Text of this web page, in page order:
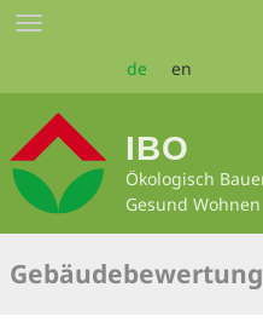
Zum
Seiteninhalt
Toggle
de en
IBO
Ökologisch
Gesund Wohnen
Gebäudebewertung